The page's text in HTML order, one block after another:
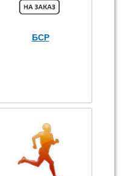
БСР